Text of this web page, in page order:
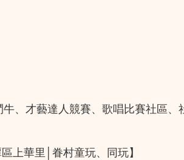
、才藝達人競賽、歌唱比賽社區、
區上華里│眷村童玩、同玩】